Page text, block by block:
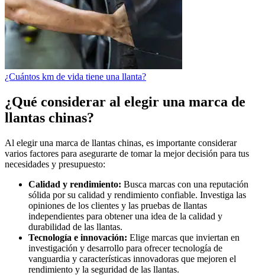
¿Cuántos km de vida tiene una llanta?
¿Qué considerar al elegir una marca de
llantas chinas?
Al elegir una marca de llantas chinas, es importante considerar
varios factores para asegurarte de tomar la mejor decisión para tus
necesidades y presupuesto:
Calidad y rendimiento: Busca marcas con una reputación
sólida por su calidad y rendimiento confiable. Investiga las
opiniones de los clientes y las pruebas de llantas
independientes para obtener una idea de la calidad y
durabilidad de las llantas.
Tecnología e innovación: Elige marcas que inviertan en
investigación y desarrollo para ofrecer tecnología de
vanguardia y características innovadoras que mejoren el
rendimiento y la seguridad de las llantas.